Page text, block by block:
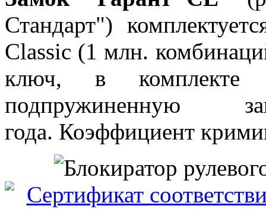
Стандарт")
Classic (1 млн.
ключ, в
подпружиненную
года. Коэффициент